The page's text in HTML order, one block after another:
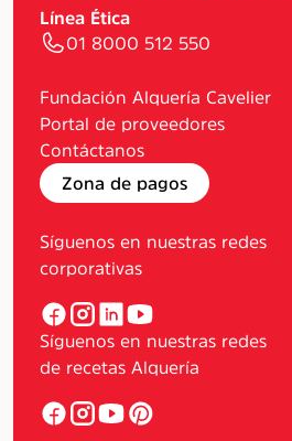
Línea Ética
01 8000 512 550
Fundación Alquería Cavelier
Portal de proveedores
Contáctanos
Zona de pagos
Síguenos en nuestras redes
corporativas
Síguenos en nuestras redes
de recetas Alquería